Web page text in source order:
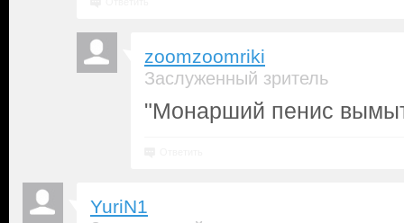
zoomzoomriki
Заслуженный зритель
"Монарший пенис
YuriN1